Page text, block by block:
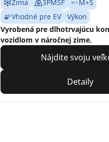
Zima 3PMSF
M+S
Vhodné pre EV
Výkon
Vyrobená pre dlhotrvajúcu
vozidlom v náročnej zime.
Nájdite svoju
Detaily